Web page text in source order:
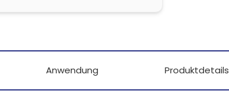
Anwendung Produktdetails